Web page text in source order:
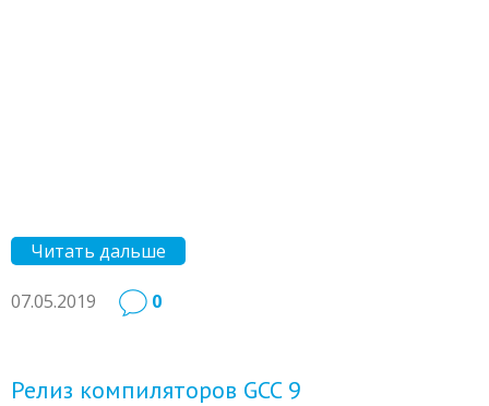
Читать дальше
07.05.2019 0
Релиз компиляторов GCC 9